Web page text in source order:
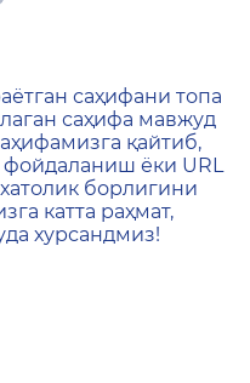
не
саҳифани топа
саҳифа мавжуд
қайтиб,
фойдаланиш ёки URL
борлигини
катта раҳмат,
хурсандмиз!